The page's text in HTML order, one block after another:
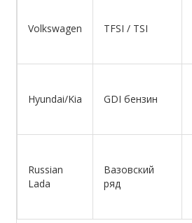
Volkswagen TFSI / TSI
Hyundai/Kia GDI бензин
Russian
Lada
Вазовский
ряд